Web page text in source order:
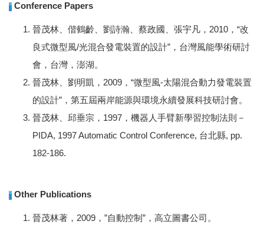
Conference Papers
晉茂林、偕鶴齡、劉詩瀚、蔡政國、張宇凡，2010，“改
良式微型風/光混合發電裝置的設計”，台灣風能學術研討
會，台灣，澎湖。
晉茂林、劉明凱，2009，“微型風-太陽混合動力發電裝置
的設計”，第五屆兩岸能源與環境永續發展科技研討會。
晉茂林、邱垂宗，1997，機器人手臂新學習控制法則－
PIDA, 1997 Automatic Control Conference, 台北縣, pp.
182-186.
Other Publications
晉茂林著，2009，”自動控制”，高立圖書公司。